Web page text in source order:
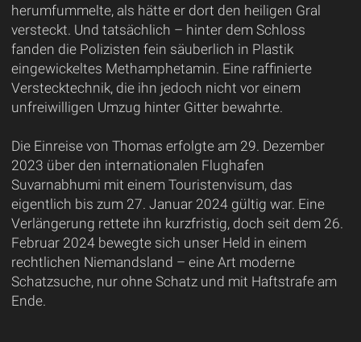
herumfummelte, als hätte er dort den heiligen Gral
versteckt. Und tatsächlich – hinter dem Schloss
fanden die Polizisten fein säuberlich in Plastik
eingewickeltes Methamphetamin. Eine raffinierte
Verstecktechnik, die ihn jedoch nicht vor einem
unfreiwilligen Umzug hinter Gitter bewahrte.
Die Einreise von Thomas erfolgte am 29. Dezember
2023 über den internationalen Flughafen
Suvarnabhumi mit einem Touristenvisum, das
eigentlich bis zum 27. Januar 2024 gültig war. Eine
Verlängerung rettete ihn kurzfristig, doch seit dem 26.
Februar 2024 bewegte sich unser Held in einem
rechtlichen Niemandsland – eine Art moderne
Schatzsuche, nur ohne Schatz und mit Haftstrafe am
Ende.